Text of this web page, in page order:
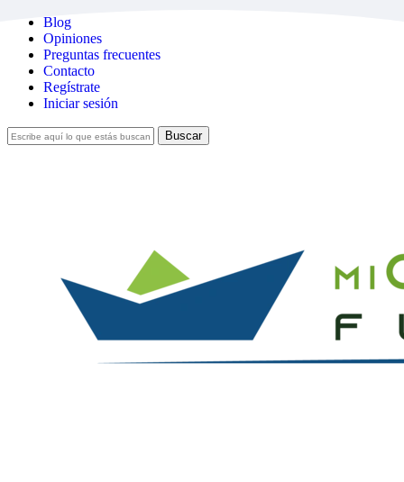
Skip
main
content
Blog
Opiniones
Preguntas frecuentes
Contacto
Regístrate
Iniciar sesión
Buscar